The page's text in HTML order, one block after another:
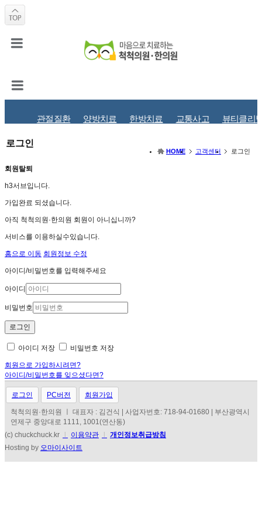
관절질환 양방치료 한방치료 교통사고 뷰티클리
로그인
HOME 고객센터 로그인
회원탈퇴
h3서브입니다.
가입완료 되셨습니다.
아직 척척의원·한의원 회원이 아니십니까?
서비스를 이용하실수있습니다.
홈으로 이동 회원정보 수정
아이디/비밀번호를 입력해주세요
아이디
비밀번호
아이디 저장 비밀번호 저장
회원으로 가입하시려면?
아이디/비밀번호를 잊으셨다면?
로그인 PC버전 회원가입
척척의원·한의원 ㅣ 대표자 : 김건식 | 사업자번호: 718-94-01680 | 부산광역시
연제구 중앙대로 1111, 1001(연산동)
(c) chuckchuck.kr
이용약관
개인정보취급방침
Hosting by 오마이사이트